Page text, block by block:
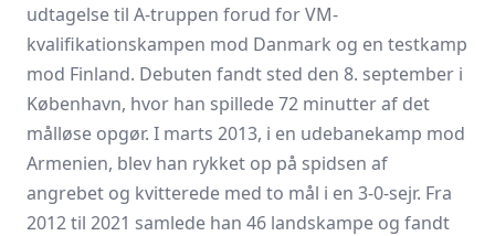
udtagelse til A-truppen forud for VM-
kvalifikationskampen mod Danmark og en testkamp
mod Finland. Debuten fandt sted den 8. september i
København, hvor han spillede 72 minutter af det
målløse opgør. I marts 2013, i en udebanekamp mod
Armenien, blev han rykket op på spidsen af
angrebet og kvitterede med to mål i en 3-0-sejr. Fra
2012 til 2021 samlede han 46 landskampe og fandt